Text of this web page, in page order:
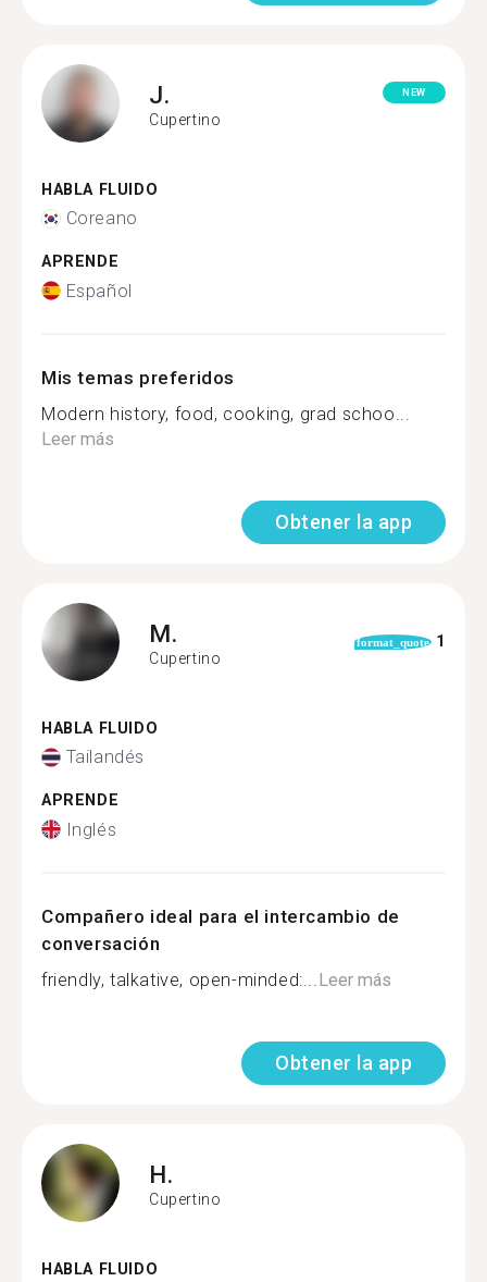
J.
Cupertino
NEW
HABLA FLUIDO
Coreano
APRENDE
Español
Mis temas preferidos
Modern history, food, cooking, grad schoo...
Leer más
Obtener la app
M.
Cupertino
format_quote 1
HABLA FLUIDO
Tailandés
APRENDE
Inglés
Compañero ideal para el intercambio de
conversación
friendly, talkative, open-minded:... Leer más
Obtener la app
H.
Cupertino
HABLA FLUIDO